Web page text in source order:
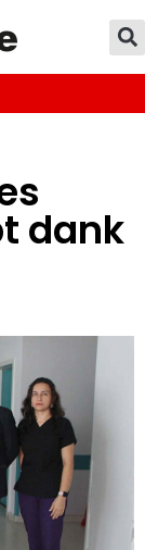
dank